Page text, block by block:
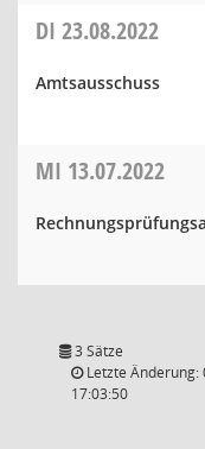
DI 23.08.2022
Amtsausschuss
MI 13.07.2022
3 Sätze
Letzte Änderung:
17:03:50